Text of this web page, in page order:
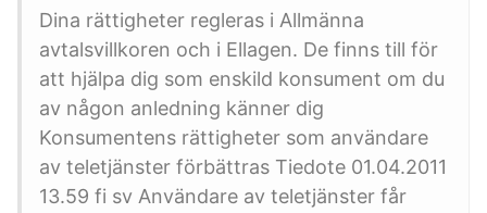
Dina rättigheter regleras i Allmänna
avtalsvillkoren och i Ellagen. De finns till för
att hjälpa dig som enskild konsument om du
av någon anledning känner dig
Konsumentens rättigheter som användare
av teletjänster förbättras Tiedote 01.04.2011
13.59 fi sv Användare av teletjänster får